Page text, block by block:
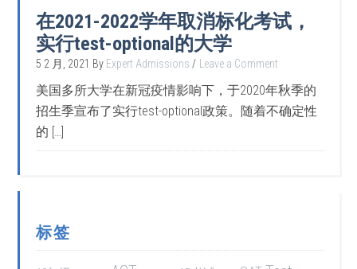
在2021-2022学年取消标化考试，
实行test-optional的大学
5 2 月, 2021 By Expert Admissions Leave a Comment
美国多所大学在新冠疫情影响下，于2020年秋季的
招生季宣布了实行test-optional政策。随着不确定性
的 […]
标签